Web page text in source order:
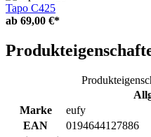
Tapo C425
ab 69,00 €*
Marke
eufy
EAN
0194644127886